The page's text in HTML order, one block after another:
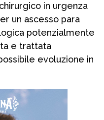
in urgenza
un ascesso para
potenzialmente
e trattata
evoluzione in